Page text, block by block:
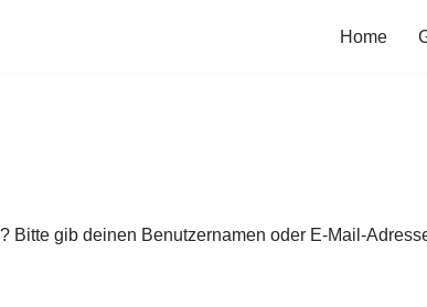
Home
Bitte gib deinen Benutzernamen oder E-Mail-